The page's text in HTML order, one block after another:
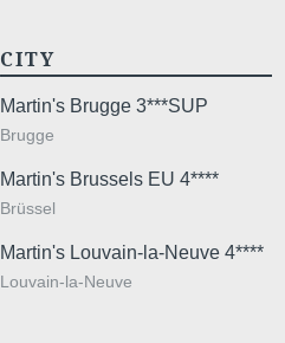
CITY
Martin's Brugge 3***SUP
Brugge
Martin's Brussels EU 4****
Brüssel
Martin's Louvain-la-Neuve 4****
Louvain-la-Neuve